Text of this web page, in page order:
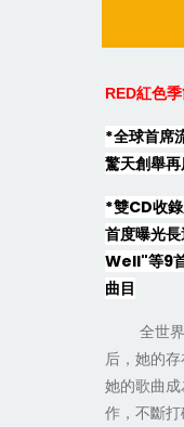
RED紅色
*全球首席
驚天創舉
*雙CD收
首度曝光
Well"等9
曲目
全世
后，她的
她的歌曲
作，不斷